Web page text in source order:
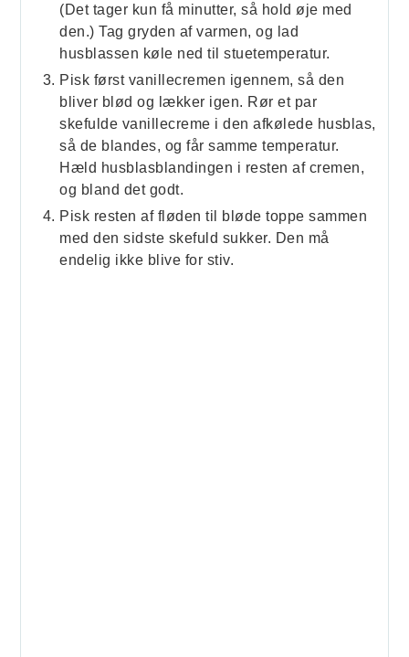
(Det tager kun få minutter, så hold øje med
den.) Tag gryden af varmen, og lad
husblassen køle ned til stuetemperatur.
Pisk først vanillecremen igennem, så den
bliver blød og lækker igen. Rør et par
skefulde vanillecreme i den afkølede husblas,
så de blandes, og får samme temperatur.
Hæld husblasblandingen i resten af cremen,
og bland det godt.
Pisk resten af fløden til bløde toppe sammen
med den sidste skefuld sukker. Den må
endelig ikke blive for stiv.